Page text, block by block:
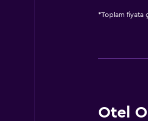
*Toplam fiyata
Otel